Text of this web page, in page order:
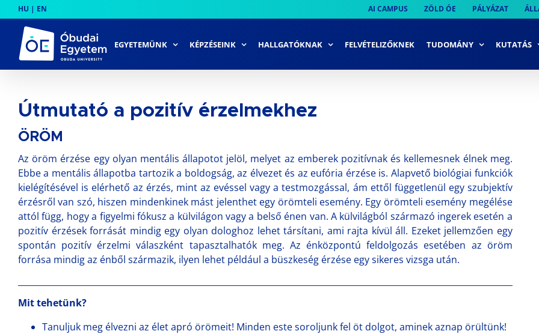
to
content
HU | EN AI CAMPUS ZÖLD ÓE PÁLYÁZAT
EGYETEMÜNK KÉPZÉSEINK HALLGATÓKNAK FELVÉTELIZŐKNEK TUDOMÁNY KUTATÁS
Útmutató a pozitív érzelmekhez
ÖRÖM
Az öröm érzése egy olyan mentális állapotot jelöl, melyet az emberek pozitívnak és kellemesnek élnek meg.
Ebbe a mentális állapotba tartozik a boldogság, az élvezet és az eufória érzése is. Alapvető biológiai funkciók
kielégítésével is elérhető az érzés, mint az evéssel vagy a testmozgással, ám ettől függetlenül egy szubjektív
érzésről van szó, hiszen mindenkinek mást jelenthet egy örömteli esemény. Egy örömteli esemény megélése
attól függ, hogy a figyelmi fókusz a külvilágon vagy a belső énen van. A külvilágból származó ingerek esetén a
pozitív érzések forrását mindig egy olyan dologhoz lehet társítani, ami rajta kívül áll. Ezeket jellemzően egy
spontán pozitív érzelmi válaszként tapasztalhatók meg. Az énközpontú feldolgozás esetében az öröm
forrása mindig az énből származik, ilyen lehet például a büszkeség érzése egy sikeres vizsga után.
Mit tehetünk?
Tanuljuk meg élvezni az élet apró örömeit! Minden este soroljunk fel öt dolgot, aminek aznap örültünk!